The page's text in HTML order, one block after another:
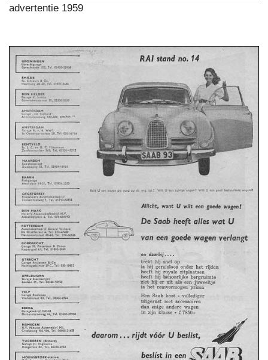
advertentie 1959